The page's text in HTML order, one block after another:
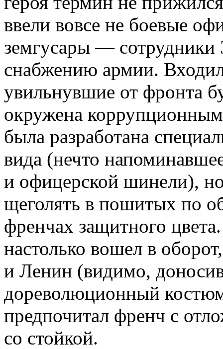
ввели вовсе не боевые
земгусары — сотрудники
снабжению армии.
увильнувшие от фронта
окружена
была разработана
вида (нечто
и офицерской шинели),
щеголять в пошитых по
френчах защитного
настолько вошел в
и Ленин (видимо,
дореволюционный
предпочитал френч с
со стойкой.